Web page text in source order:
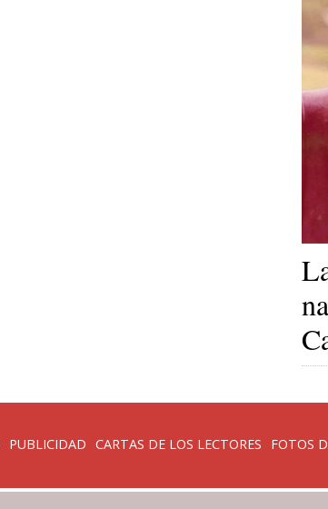
PUBLICIDAD CARTAS DE LOS LECTORES
FOTOS